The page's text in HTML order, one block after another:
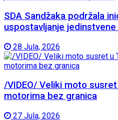
SDA Sandžaka podržala
uspostavljanje
28 Jula, 2026
/VIDEO/ Veliki moto
motorima bez granica
27 Jula, 2026